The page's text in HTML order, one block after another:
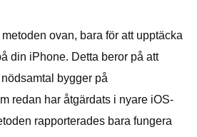
ovan, bara för att upptäcka
din iPhone. Detta beror på att
bygger på
redan har åtgärdats i nyare iOS-
rapporterades bara fungera